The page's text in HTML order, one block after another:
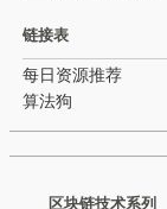
链接表
每日资源推荐
算法狗
区块链技术系列